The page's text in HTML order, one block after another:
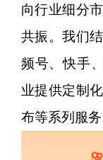
向行业细分
共振。我们
频号、快手
业提供定制
布等系列服务